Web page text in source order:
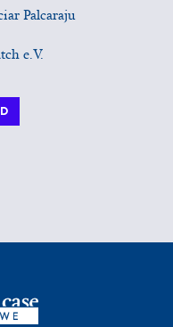
Palcaraju
e.V.